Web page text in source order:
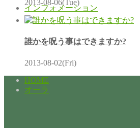
インフォメーション
2013-08-06(Tue)
誰かを呪う事はできますか?
2013-08-02(Fri)
HOME
オーラ